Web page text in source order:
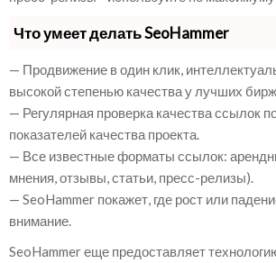
Что умеет делать SeoHammer
— Продвижение в один клик,
высокой степенью качества у лучших
— Регулярная проверка качества ссылок
показателей качества проекта.
— Все известные форматы ссылок:
мнения, отзывы, статьи, пресс-релизы).
— SeoHammer покажет, где рост или
внимание.
SeoHammer еще предоставляет